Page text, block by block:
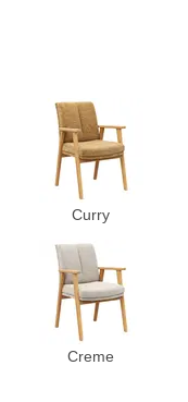
Curry
Creme